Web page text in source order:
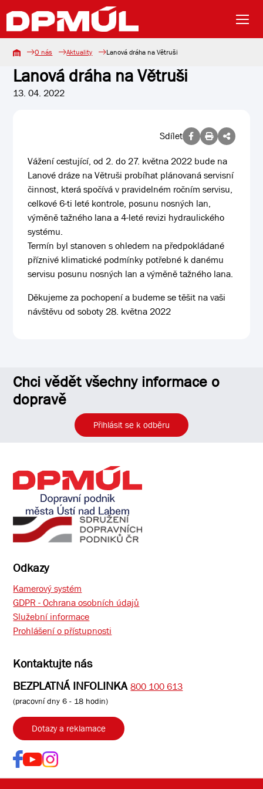
O nás Aktuality Lanová dráha na Větruši
Lanová dráha na Větruši
13. 04. 2022
Sdílet
Vážení cestující, od 2. do 27. května 2022 bude na
Lanové dráze na Větruši probíhat plánovaná servisní
činnost, která spočívá v pravidelném ročním servisu,
celkové 6-ti leté kontrole, posunu nosných lan,
výměně tažného lana a 4-leté revizi hydraulického
systému.
Termín byl stanoven s ohledem na předpokládané
příznivé klimatické podmínky potřebné k danému
servisu posunu nosných lan a výměně tažného lana.
Děkujeme za pochopení a budeme se těšit na vaši
návštěvu od soboty 28. května 2022
Chci vědět všechny informace o
dopravě
Přihlásit se k odběru
Odkazy
Kamerový systém
GDPR - Ochrana osobních údajů
Služební informace
Prohlášení o přístupnosti
Kontaktujte nás
BEZPLATNÁ INFOLINKA 800 100 613
(pracovní dny 6 - 18 hodin)
Dotazy a reklamace